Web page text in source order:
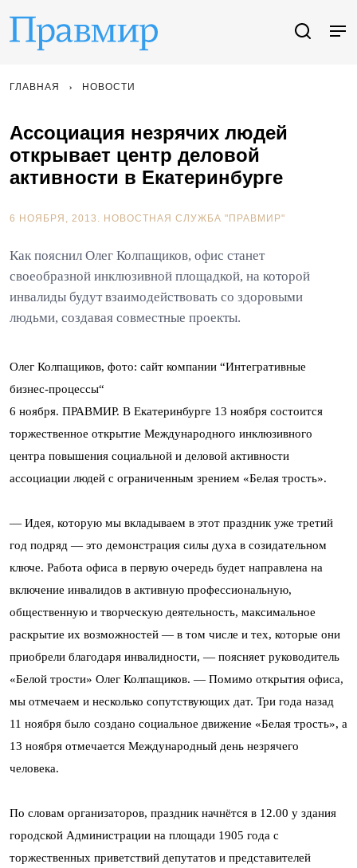
ГЛАВНАЯ НОВОСТИ
Ассоциация незрячих людей
открывает центр деловой
активности в Екатеринбурге
6 НОЯБРЯ, 2013. НОВОСТНАЯ СЛУЖБА "ПРАВМИР"
Как пояснил Олег Колпащиков, офис станет
своеобразной инклюзивной площадкой, на которой
инвалиды будут взаимодействовать со здоровыми
людьми, создавая совместные проекты.
Олег Колпащиков, фото: сайт компании “Интегративные
бизнес-процессы“
6 ноября. ПРАВМИР. В Екатеринбурге 13 ноября состоится
торжественное открытие Международного инклюзивного
центра повышения социальной и деловой активности
ассоциации людей с ограниченным зрением «Белая трость».
— Идея, которую мы вкладываем в этот праздник уже третий
год подряд — это демонстрация силы духа в созидательном
ключе. Работа офиса в первую очередь будет направлена на
включение инвалидов в активную профессиональную,
общественную и творческую деятельность, максимальное
раскрытие их возможностей — в том числе и тех, которые они
приобрели благодаря инвалидности, — поясняет руководитель
«Белой трости» Олег Колпащиков. — Помимо открытия офиса,
мы отмечаем и несколько сопутствующих дат. Три года назад
11 ноября было создано социальное движение «Белая трость», а
13 ноября отмечается Международный день незрячего
человека.
По словам организаторов, праздник начнётся в 12.00 у здания
городской Администрации на площади 1905 года с
торжественных приветствий депутатов и представителей